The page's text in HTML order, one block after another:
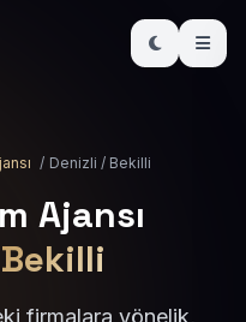
/ Denizli / Bekilli
Ajansı
firmalara yönelik,